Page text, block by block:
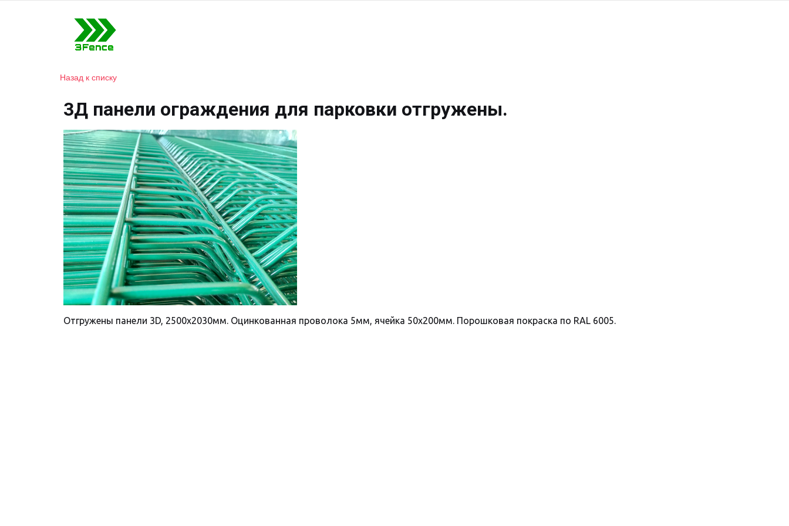
Назад к списку
3Д панели ограждения для парковки отгружены.
Отгружены панели 3D, 2500х2030мм. Оцинкованная проволока 5мм, ячейка 50х200мм. Порошковая покраска по RAL 6005.